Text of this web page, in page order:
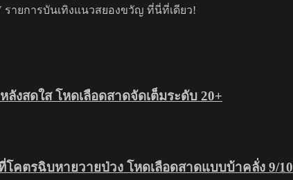
รายการบันเทิงแนวสยองขวัญ ที่นี่ที่เดียว!
งสดใส โหดเลือดสาดจัดเต็มระดับ 20+
โคตรฉิบหายวายป่วง โหดเลือดสาดแบบบ้าคลั่ง 9/10